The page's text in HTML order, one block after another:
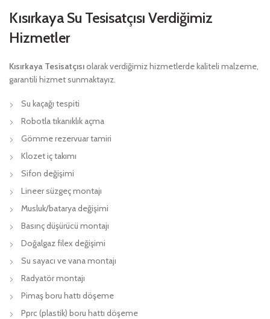
Kısırkaya Su Tesisatçısı Verdiğimiz
Hizmetler
Kısırkaya Tesisatçısıolarak verdiğimiz hizmetlerde kaliteli malzeme,
garantili hizmet sunmaktayız.
Su kaçağı tespiti
Robotla tıkanıklık açma
Gömme rezervuar tamiri
Klozet iç takımı
Sifon değişimi
Lineer süzgeç montajı
Musluk/batarya değişimi
Basınç düşürücü montajı
Doğalgaz filex değişimi
Su sayacı ve vana montajı
Radyatör montajı
Pimaş boru hattı döşeme
Pprc (plastik) boru hattı döşeme